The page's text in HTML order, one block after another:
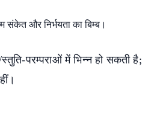
और निर्भयता का बिम्ब।
परम्पराओं में भिन्न हो सकती है;